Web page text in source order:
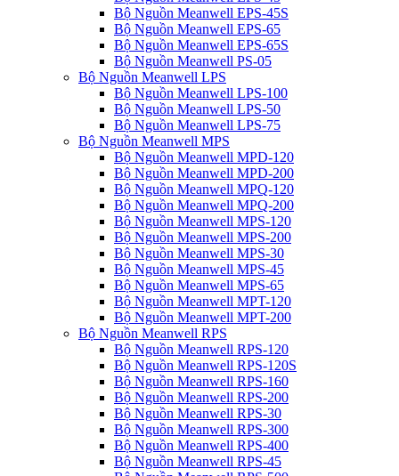
Bộ Nguồn Meanwell EPS-45S
Bộ Nguồn Meanwell EPS-65
Bộ Nguồn Meanwell EPS-65S
Bộ Nguồn Meanwell PS-05
Bộ Nguồn Meanwell LPS
Bộ Nguồn Meanwell LPS-100
Bộ Nguồn Meanwell LPS-50
Bộ Nguồn Meanwell LPS-75
Bộ Nguồn Meanwell MPS
Bộ Nguồn Meanwell MPD-120
Bộ Nguồn Meanwell MPD-200
Bộ Nguồn Meanwell MPQ-120
Bộ Nguồn Meanwell MPQ-200
Bộ Nguồn Meanwell MPS-120
Bộ Nguồn Meanwell MPS-200
Bộ Nguồn Meanwell MPS-30
Bộ Nguồn Meanwell MPS-45
Bộ Nguồn Meanwell MPS-65
Bộ Nguồn Meanwell MPT-120
Bộ Nguồn Meanwell MPT-200
Bộ Nguồn Meanwell RPS
Bộ Nguồn Meanwell RPS-120
Bộ Nguồn Meanwell RPS-120S
Bộ Nguồn Meanwell RPS-160
Bộ Nguồn Meanwell RPS-200
Bộ Nguồn Meanwell RPS-30
Bộ Nguồn Meanwell RPS-300
Bộ Nguồn Meanwell RPS-400
Bộ Nguồn Meanwell RPS-45